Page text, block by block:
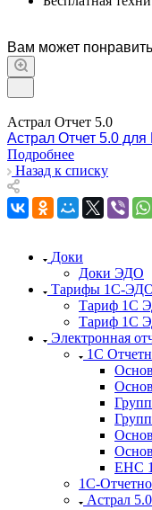
Вам может
Астрал Отчет 5.0
Астрал Отчет 5.0 для
Подробнее
Назад к списку
Доки
Доки ЭДО
Тарифы 1С-
Тариф 1С
Тариф 1С
Электронная
1С
ЕНС
1С-
Астрал